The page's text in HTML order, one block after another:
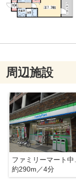
周辺施設
約290m／4分